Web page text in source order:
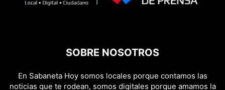
SOBRE NOSOTROS
En Sabaneta Hoy somos locales porque contamos las
noticias que te rodean, somos digitales porque amamos la